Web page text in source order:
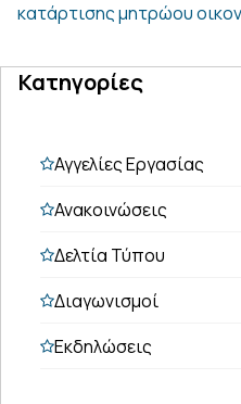
κατάρτισης μητρώου
Κατηγορίες
Αγγελίες Εργασίας
Ανακοινώσεις
Δελτία Τύπου
Διαγωνισμοί
Εκδηλώσεις